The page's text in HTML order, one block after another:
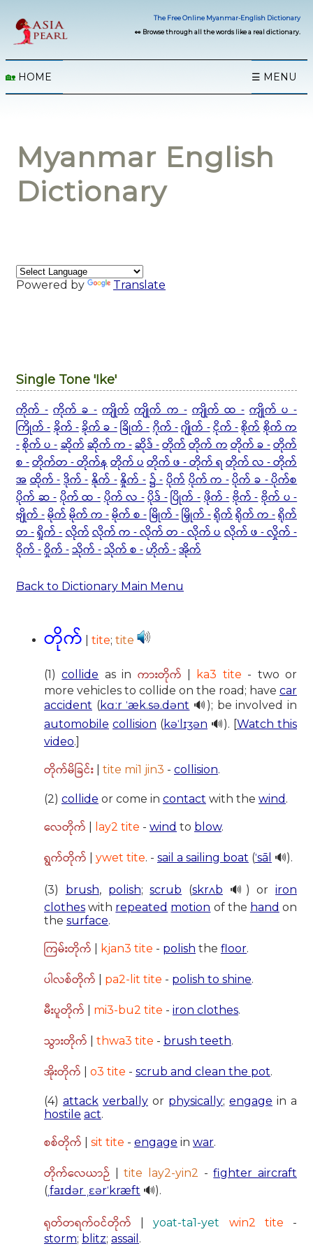
The Free Online Myanmar-English Dictionary
👀 Browse through all the words like a real dictionary.
🏡 HOME ☰ MENU
Myanmar English
Dictionary
Powered by Translate
Single Tone 'Ike'
ကိုက် - ကိုက် ခ - ကျိုက် ကျိုက် က - ကျိုက် ထ - ကျိုက် ပ -
ကြိုက် -ခိုက် -ခိုက် ခ -ခြိုက် -ဂိုက် -ဂျိုက် -ငိုက် -စိုက်စိုက် က
-စိုက် ပ -ဆိုက်ဆိုက် က -ဆိုဒ် -တိုက်တိုက် ကတိုက် ခ -တိုက်
စ -တိုက်တ - တိုက်နတိုက် ပတိုက် ဖ - တိုက် ရ တိုက် လ - တိုက်
အထိုက် -ဒိုက် -နိုက် -နှိုက် - ၌ -ပိုက်ပိုက် က -ပိုက် ခ - ပိုက်စ
ပိုက် ဆ -ပိုက် ထ -ပိုက် လ -ပိုဒ် -ပြိုက် -ဖိုက် -ဗိုက် -ဗိုက် ပ -
ဗျိုက် -မိုက်မိုက် က -မိုက် စ -မြိုက် -မြှိုက် -ရိုက်ရိုက် က -ရိုက်
တ -ရှိုက် -လိုက်လိုက် က -လိုက် တ - လိုက် ပလိုက် ဖ -လှိုက် -
ဝိုက် -ဝှိုက် -သိုက် -သိုက် စ -ဟိုက် -အိုက်
Back to Dictionary Main Menu
တိုက် tite; tite
(1)collide as in ကားတိုက် ka3 tite - two or
more vehicles to collide on the road; have car
accident (kɑːr ˈæk.sə.dənt 🔊); be involved in
automobile collision (kəˈlɪʒən 🔊). [Watch this
video.]
တိုက်မိခြင်း tite mi1 jin3 - collision.
(2) collide or come in contact with the wind .
လေတိုက် lay2 tite - wind to blow.
ရွက်တိုက် ywet tite. - sail a sailing boat (ˈsāl 🔊).
(3) brush, polish;scrub (skrʌb 🔊) or iron
clothes with repeated motion of the hand on
the surface.
ကြမ်းတိုက် kjan3 tite - polish the floor.
ပါလစ်တိုက် pa2-lit tite - polish to shine.
မီးပူတိုက် mi3-bu2 tite - iron clothes.
သွားတိုက် thwa3 tite - brush teeth.
အိုးတိုက် o3 tite - scrub and clean the pot.
(4) attack verbally or physically; engage in a
hostile act.
စစ်တိုက် sit tite - engage in war.
တိုက်လေယာဉ် |tite lay2-yin2 -fighter aircraft
(ˌfaɪdər ˌɛərˈkræft 🔊).
ရုတ်တရက်ဝင်တိုက် |yoat-ta1-yet win2 tite -
storm; blitz; assail .